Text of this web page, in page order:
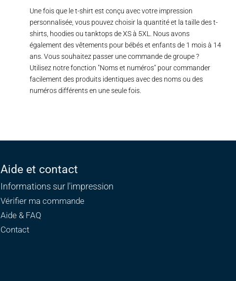
Une fois que le t-shirt est conçu avec votre impression
personnalisée, vous pouvez choisir la quantité et la taille des t-
shirts, hoodies ou tanktops de XS à 5XL. Nous avons
également des vêtements pour bébés et enfants de 1 mois à 14
ans. Vous souhaitez passer une commande de groupe ?
Utilisez notre fonction "Noms et numéros" pour commander
facilement des produits identiques avec des noms ou des
numéros différents en une seule fois.
Aide et contact
Informations sur l'impression
Vérifier ma commande
Aide & FAQ
Contact